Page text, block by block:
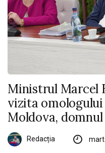
Ministrul Marcel
vizita omologului
Moldova,
Redacția